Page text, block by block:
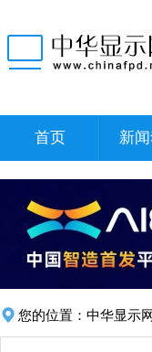
首页 新
您的位置： 中华显示网